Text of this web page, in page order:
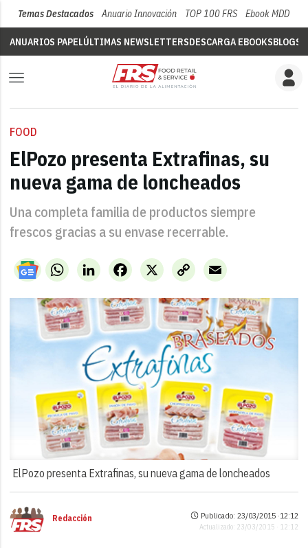
Temas Destacados Anuario Innovación TOP 100 FRS Ebook MDD
ANUARIOS PAPELÚLTIMAS NEWSLETTERSDESCARGA EBOOKSBLOGS
FOOD
ElPozo presenta Extrafinas, su
nueva gama de loncheados
Una completa familia de productos siempre
frescos gracias a su envase recerrable.
WhatsAppLinkedIn X
Facebook
Copy
Link
Email
ElPozo presenta Extrafinas, su nueva gama de loncheados
Redacción Publicado: 23/03/2015 ·12:12
Actualizado: 23/03/2015 · 12:12